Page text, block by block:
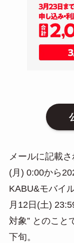
メールに記載
(月) 0:00から
KABU&モバイ
月12日(土)
対象” とのこと
下旬。